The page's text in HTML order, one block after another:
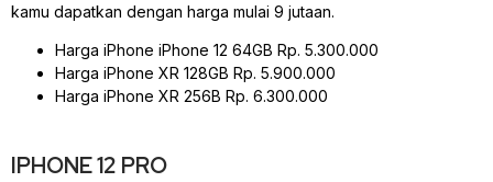
kamu dapatkan dengan harga mulai 9 jutaan.
Harga iPhone iPhone 12 64GB Rp. 5.300.000
Harga iPhone XR 128GB Rp. 5.900.000
Harga iPhone XR 256B Rp. 6.300.000
IPHONE 12 PRO